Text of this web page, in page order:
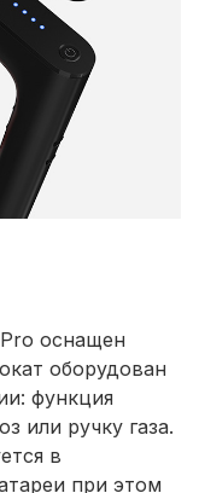
оснащен
оборудован
функция
или ручку газа.
в
при этом